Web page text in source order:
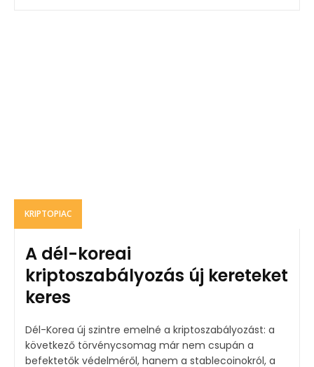
KRIPTOPIAC
A dél-koreai
kriptoszabályozás új kereteket
keres
Dél-Korea új szintre emelné a kriptoszabályozást: a
következő törvénycsomag már nem csupán a
befektetők védelméről, hanem a stablecoinokról, a